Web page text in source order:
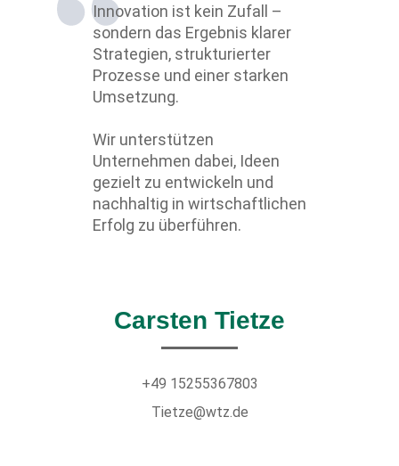
Innovation ist kein Zufall –
sondern das Ergebnis klarer
Strategien, strukturierter
Prozesse und einer starken
Umsetzung.
Wir unterstützen
Unternehmen dabei, Ideen
gezielt zu entwickeln und
nachhaltig in wirtschaftlichen
Erfolg zu überführen.
Carsten Tietze
+49 15255367803
Tietze@wtz.de